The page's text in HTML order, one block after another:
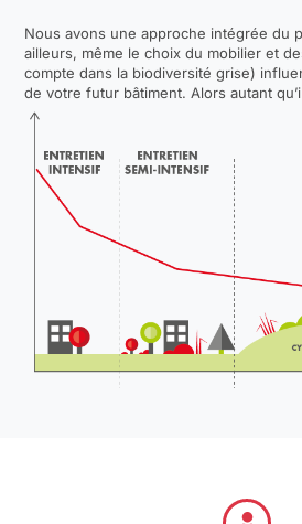
Nous avons une approche intégrée du
ailleurs, même le choix du mobilier et
compte dans la biodiversité grise)
de votre futur bâtiment. Alors autant